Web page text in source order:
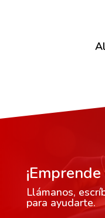
Llámanos,
para ayudarte.